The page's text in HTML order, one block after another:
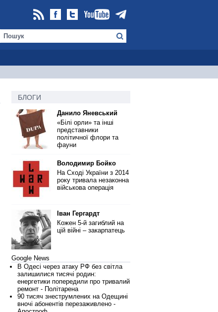
БЛОГИ
Данило Яневський
«Білі орли» та інші
представники
політичної флори та
фауни
Володимир Бойко
На Сході України з 2014
року тривала незаконна
військова операція
Іван Гергардт
Кожен 5-й загиблий на
цій війні – закарпатець
Google News
В Одесі через атаку РФ без світла
залишилися тисячі родин:
енергетики попередили про тривалий
ремонт - Політарена
90 тисяч знеструмлених на Одещині
вночі абонентів перезаживлено -